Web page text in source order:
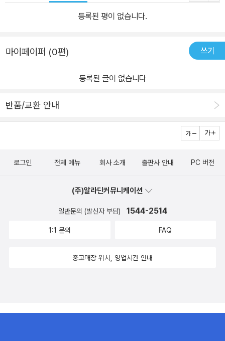
등록된 평이 없습니다.
마이페이퍼 (0편) 쓰기
등록된 글이 없습니다
반품/교환 안내
로그인 전체 메뉴 회사 소개 출판사 안내 PC 버전
(주)알라딘커뮤니케이션
일반문의 (발신자 부담) 1544-2514
1:1 문의 FAQ
중고매장 위치, 영업시간 안내